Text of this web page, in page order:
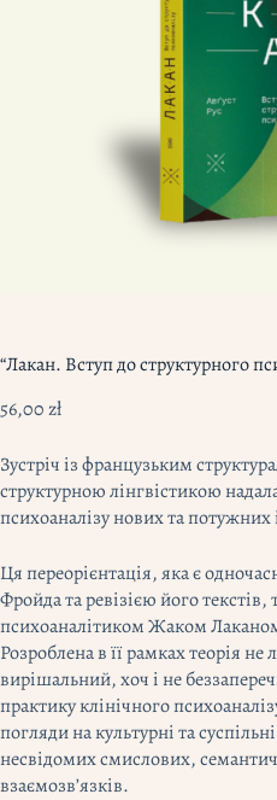
“Лакан. Вступ до структурного
56,00zł
Зустріч із французьким
структурною лінгвістикою
психоаналізу нових та потужних
Ця переорієнтація, яка є
Фройда та ревізією його текстів,
психоаналітиком Жаком
Розроблена в її рамках теорія
вирішальний, хоч і не
практику клінічного
погляди на культурні та
несвідомих смислових,
взаємозв’язків.